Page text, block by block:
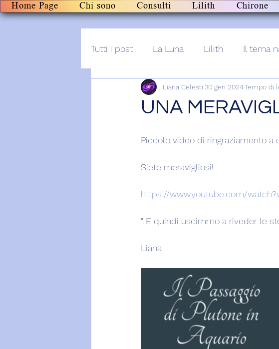
Home Page Chi sono Consulti Lilith Chirone
Tutti i post La Luna Lilith Il tema
Post+audio Lilith+
UNA
Liana Celesti 30 gen 2024Tempo di
Piccolo video di ringraziamento a
Siete meravigliosi!
https://www.youtube.com/
"..E quindi uscimmo a riveder le
Liana